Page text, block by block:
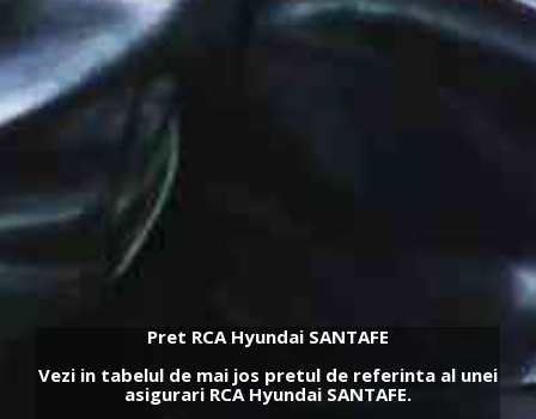
Pret RCA Hyundai SANTAFE
Vezi in tabelul de mai jos pretul de referinta al unei
asigurari RCA Hyundai SANTAFE.